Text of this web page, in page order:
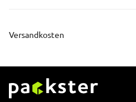
Versandkosten